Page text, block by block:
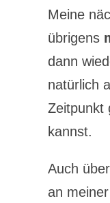
Meine
übrigens
dann
natürlich
Zeitpunkt
kannst.
Auch
an